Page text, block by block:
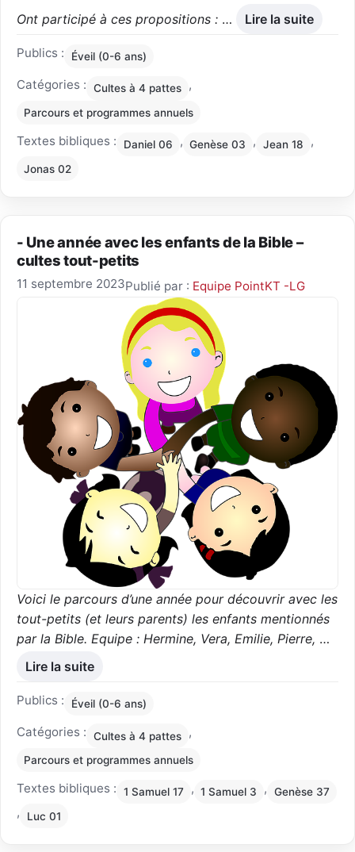
Ont participé à ces propositions : … Lire la suite
Publics : Éveil (0-6 ans)
Catégories : Cultes à 4 pattes ,
Parcours et programmes annuels
Textes bibliques : Daniel 06 , Genèse 03 , Jean 18 ,
Jonas 02
- Une année avec les enfants de la Bible –
cultes tout-petits
11 septembre 2023Publié par : Equipe PointKT -LG
Voici le parcours d’une année pour découvrir avec les
tout-petits (et leurs parents) les enfants mentionnés
par la Bible. Equipe : Hermine, Vera, Emilie, Pierre, …
Lire la suite
Publics : Éveil (0-6 ans)
Catégories : Cultes à 4 pattes ,
Parcours et programmes annuels
Textes bibliques : 1 Samuel 17 , 1 Samuel 3 , Genèse 37
, Luc 01